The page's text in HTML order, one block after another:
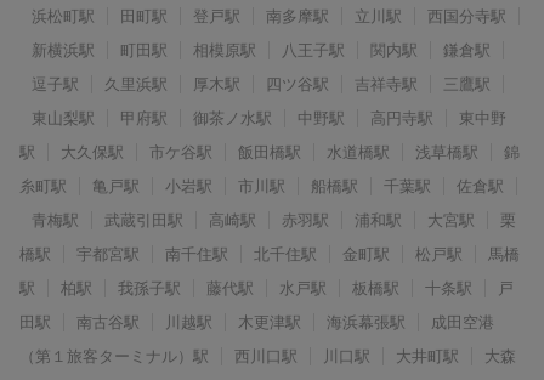
浜松町駅
田町駅 登戸駅 南多摩駅 立川駅
西国分寺駅
新横浜駅
町田駅 相模原駅 八王子駅 関内駅
鎌倉駅
逗子駅
久里浜駅 厚木駅 四ツ谷駅 吉祥寺駅
三鷹駅
東山梨駅
甲府駅 御茶ノ水駅 中野駅 高円寺駅
東中野
駅
大久保駅 市ケ谷駅 飯田橋駅 水道橋駅 浅草橋駅
錦
糸町駅
亀戸駅 小岩駅 市川駅 船橋駅 千葉駅
佐倉駅
青梅駅
武蔵引田駅 高崎駅 赤羽駅 浦和駅 大宮駅
栗
橋駅
宇都宮駅 南千住駅 北千住駅 金町駅 松戸駅
馬橋
駅
柏駅 我孫子駅 藤代駅 水戸駅 板橋駅 十条駅
戸
田駅
南古谷駅 川越駅 木更津駅 海浜幕張駅
成田空港
（第１旅客ターミナル）駅
西川口駅 川口駅 大井町駅
大森